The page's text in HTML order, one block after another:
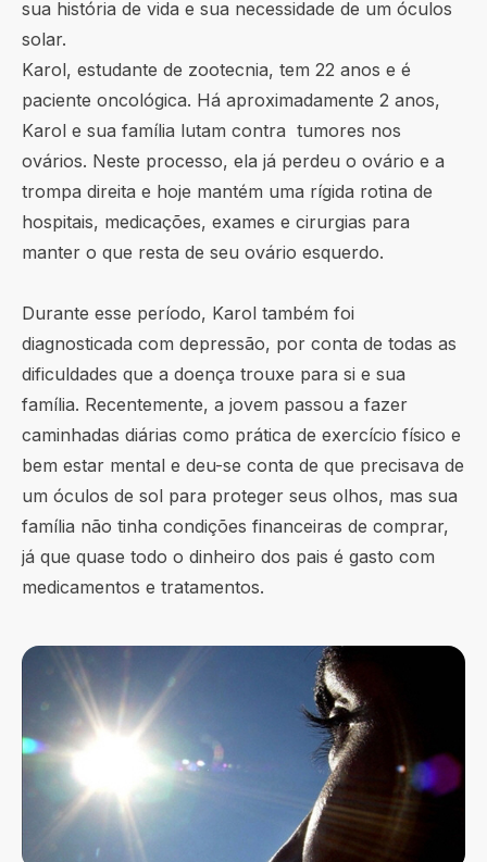
sua história de vida e sua necessidade de um óculos
solar.
Karol, estudante de zootecnia, tem 22 anos e é
paciente oncológica. Há aproximadamente 2 anos,
Karol e sua família lutam contra tumores nos
ovários. Neste processo, ela já perdeu o ovário e a
trompa direita e hoje mantém uma rígida rotina de
hospitais, medicações, exames e cirurgias para
manter o que resta de seu ovário esquerdo.
Durante esse período, Karol também foi
diagnosticada com depressão, por conta de todas as
dificuldades que a doença trouxe para si e sua
família. Recentemente, a jovem passou a fazer
caminhadas diárias como prática de exercício físico e
bem estar mental e deu-se conta de que precisava de
um óculos de sol para proteger seus olhos, mas sua
família não tinha condições financeiras de comprar,
já que quase todo o dinheiro dos pais é gasto com
medicamentos e tratamentos.